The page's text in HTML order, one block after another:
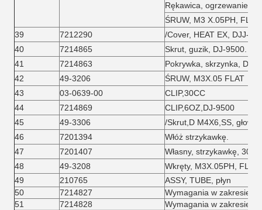
Rękawica, ogrzewanie
ŚRUW, M3 X.05PH, FLAT
39
7212290
/Cover, HEAT EX, DJJ-
40
7214865
Skrut, guzik, DJ-9500.
41
7214863
Pokrywka, skrzynka, DJ-
42
49-3206
ŚRUW, M3X.05 FLAT
43
03-0639-00
CLIP,30CC
44
7214869
CLIP,6OZ,DJ-9500
45
49-3306
/Skrut,D M4X6,SS, głowa
46
7201394
Włóż strzykawkę.
47
7201407
Własny, strzykawkę, 30CC
48
49-3208
Wkręty, M3X.05PH,
49
210765
ASSY, TUBE, płyn
50
7214827
Wymagania w zakresie
51
7214828 Wymagania w zakresie